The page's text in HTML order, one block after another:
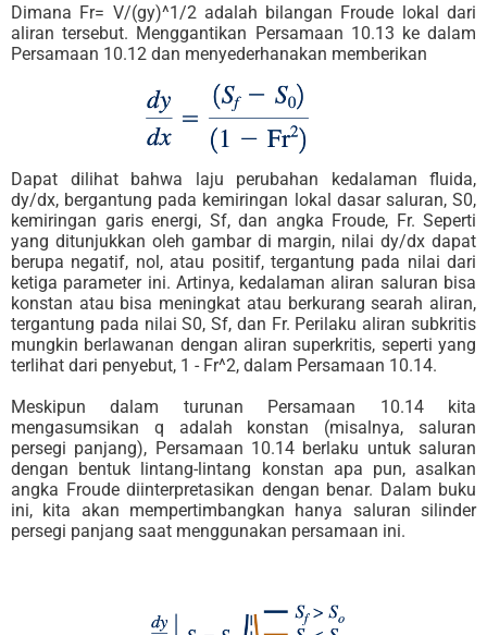
Dimana Fr= V/(gy)^1/2 adalah bilangan Froude lokal dari
aliran tersebut. Menggantikan Persamaan 10.13 ke dalam
Persamaan 10.12 dan menyederhanakan memberikan
Dapat dilihat bahwa laju perubahan kedalaman fluida,
dy/dx, bergantung pada kemiringan lokal dasar saluran, S0,
kemiringan garis energi, Sf, dan angka Froude, Fr. Seperti
yang ditunjukkan oleh gambar di margin, nilai dy/dx dapat
berupa negatif, nol, atau positif, tergantung pada nilai dari
ketiga parameter ini. Artinya, kedalaman aliran saluran bisa
konstan atau bisa meningkat atau berkurang searah aliran,
tergantung pada nilai S0, Sf, dan Fr. Perilaku aliran subkritis
mungkin berlawanan dengan aliran superkritis, seperti yang
terlihat dari penyebut, 1 - Fr^2, dalam Persamaan 10.14.
Meskipun dalam turunan Persamaan 10.14 kita
mengasumsikan q adalah konstan (misalnya, saluran
persegi panjang), Persamaan 10.14 berlaku untuk saluran
dengan bentuk lintang-lintang konstan apa pun, asalkan
angka Froude diinterpretasikan dengan benar. Dalam buku
ini, kita akan mempertimbangkan hanya saluran silinder
persegi panjang saat menggunakan persamaan ini.